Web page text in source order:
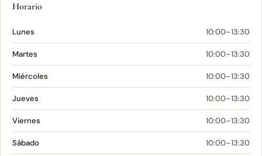
Horario
Lunes 10:00–13:30
Martes 10:00–13:30
Miércoles 10:00–13:30
Jueves 10:00–13:30
Viernes 10:00–13:30
Sábado 10:00–13:30